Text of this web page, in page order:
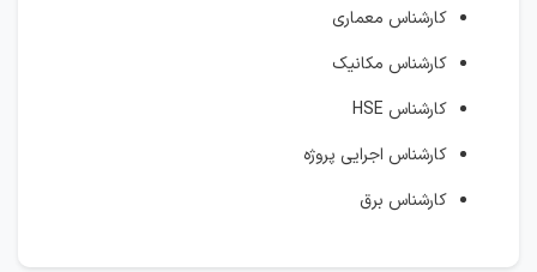
کارشناس معماری
کارشناس مکانیک
کارشناس HSE
کارشناس اجرایی پروژه
کارشناس برق